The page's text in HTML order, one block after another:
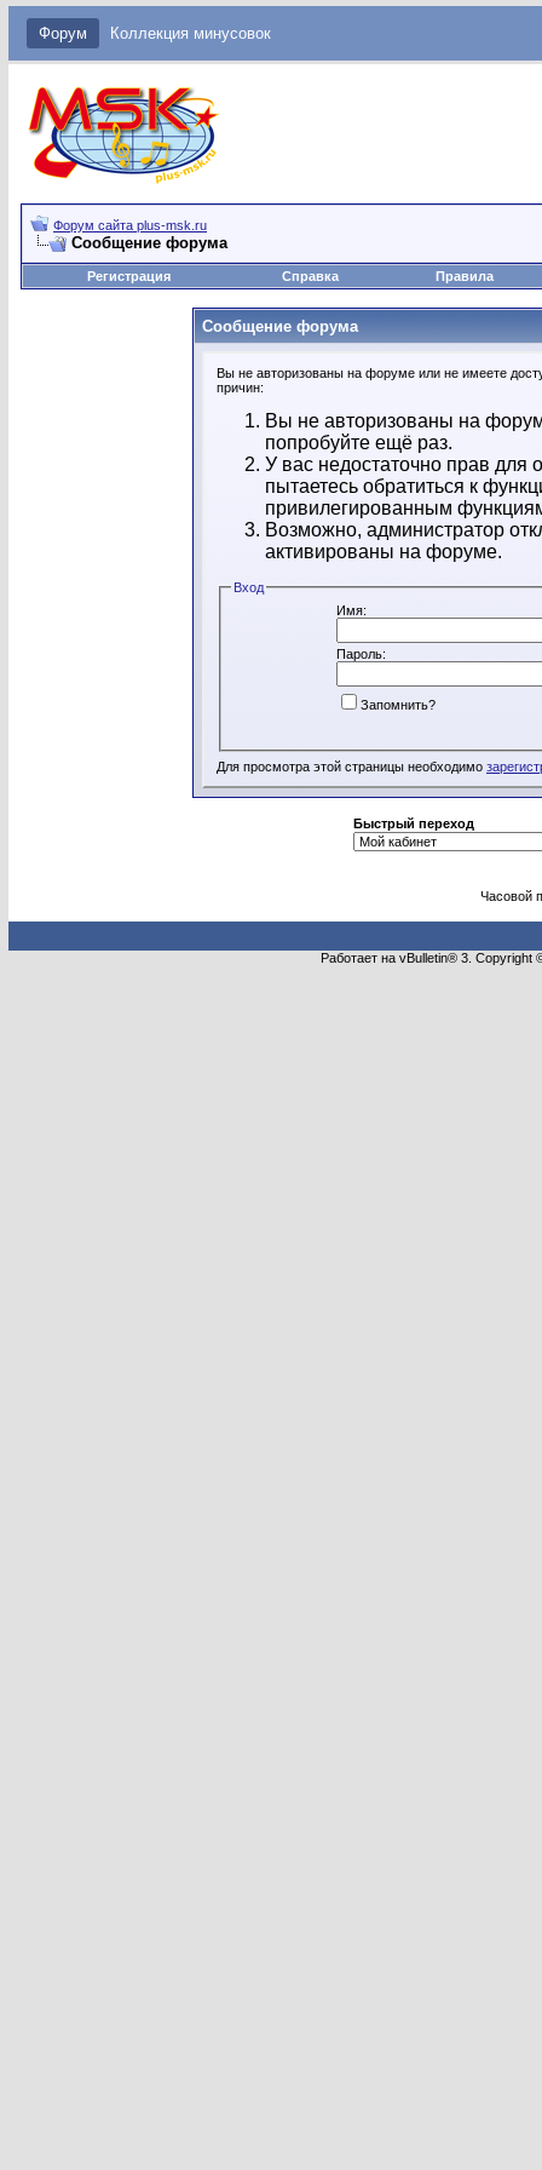
Форум Коллекция минусовок
Форум сайта plus-msk.ru
Сообщение форума
Регистрация Справка Правила
Сообщение форума
Вы не авторизованы на форуме или не имеете
причин:
Вы не авторизованы на
попробуйте ещё раз.
У вас недостаточно прав
пытаетесь обратиться к
привилегированным
Возможно, администратор
активированы на форуме.
Вход
Имя:
Пароль:
Запомнить?
Для просмотра этой страницы необходимо
Быстрый переход
Часовой
Работает на vBulletin® 3.